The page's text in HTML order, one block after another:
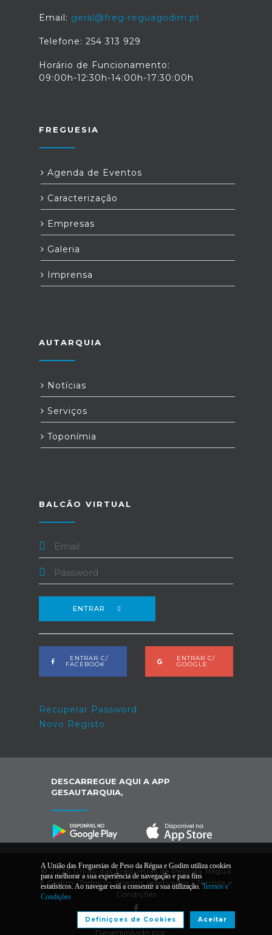
Email: geral@freg-reguagodim.pt
Telefone: 254 313 929
Horário de Funcionamento:
09:00h-12:30h-14:00h-17:30:00h
FREGUESIA
Agenda de Eventos
Caracterização
Empresas
Galeria
Imprensa
AUTARQUIA
Notícias
Serviços
Toponímia
BALCÃO VIRTUAL
ENTRAR
ENTRAR C/
FACEBOOK
ENTRAR C/
GOOGLE
Recuperar Password
Novo Registo
DESCARREGUE AQUI A APP
GESAUTARQUIA,
© 2026 União das Freguesias de Peso da Régua
e Godim. Todos os direitos reservados | Termos e
Condições
Desenvolvido por:
A União das Freguesias de Peso da Régua e Godim utiliza cookies
para melhorar a sua experiência de navegação e para fins
estatísticos. Ao navegar está a consentir a sua utilização.Termos e
Condições
Aceitar
Definiçoes de Cookies